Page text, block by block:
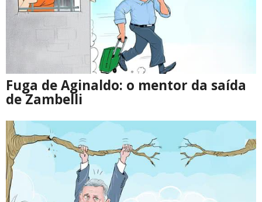
Fuga de Aginaldo: o mentor da saída
de Zambelli